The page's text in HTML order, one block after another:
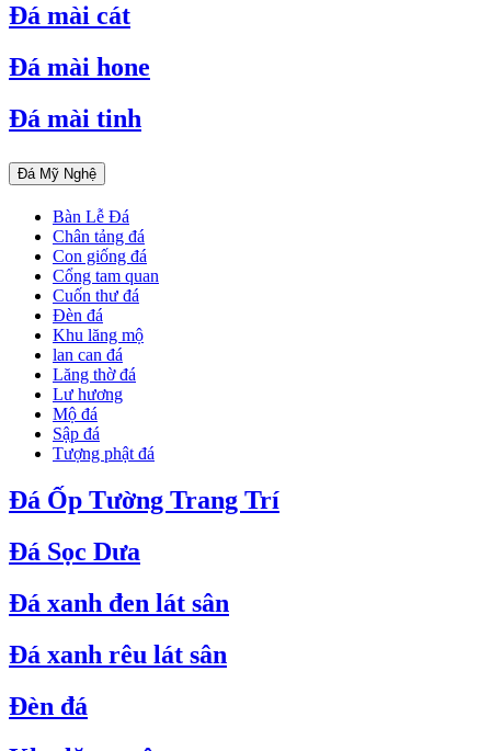
Đá mài cát
Đá mài hone
Đá mài tinh
Đá Mỹ Nghệ
Bàn Lễ Đá
Chân tảng đá
Con giống đá
Cổng tam quan
Cuốn thư đá
Đèn đá
Khu lăng mộ
lan can đá
Lăng thờ đá
Lư hương
Mộ đá
Sập đá
Tượng phật đá
Đá Ốp Tường Trang Trí
Đá Sọc Dưa
Đá xanh đen lát sân
Đá xanh rêu lát sân
Đèn đá